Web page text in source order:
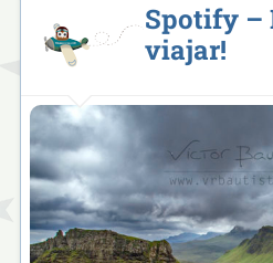
Spotify –
viajar!